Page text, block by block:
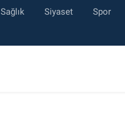
Sağlık Siyaset Spor